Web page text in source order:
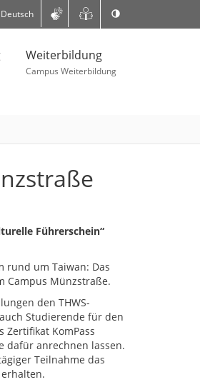
Weiterbildung
Campus Weiterbildung
Führerschein“
rund um Taiwan: Das
Campus Münzstraße.
den THWS-
Studierende für den
Zertifikat KomPass
dafür anrechnen lassen.
Teilnahme das